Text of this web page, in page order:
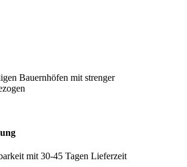
Bauernhöfen mit strenger
mit 30-45 Tagen Lieferzeit